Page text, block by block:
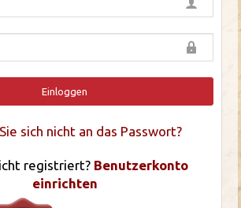
Einloggen
sich nicht an das Passwort?
registriert? Benutzerkonto
einrichten